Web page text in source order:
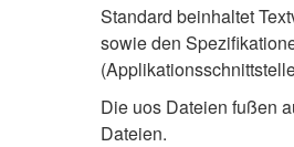
Standard beinhaltet
sowie den
Die uos Dateien fußen
Dateien.